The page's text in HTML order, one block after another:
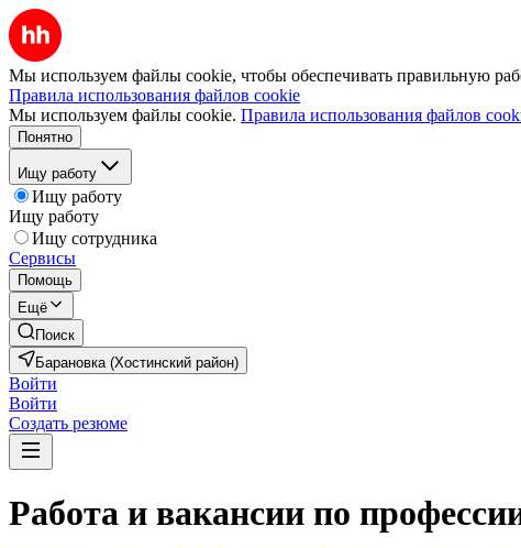
Мы используем файлы cookie, чтобы обеспечивать правильную
Правила использования файлов cookie
Мы используем файлы cookie. Правила использования файлов
Понятно
Ищу работу
Ищу работу
Ищу работу
Ищу сотрудника
Сервисы
Помощь
Ещё
Поиск
Барановка (Хостинский район)
Войти
Войти
Создать резюме
Работа и вакансии по